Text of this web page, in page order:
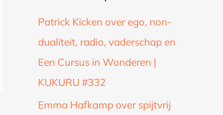
v
e
n
a
a
r
:
Patrick Kicken over ego, non-
dualiteit, radio, vaderschap en
Een Cursus in Wonderen |
KUKURU #332
Emma Hafkamp over spijtvrij